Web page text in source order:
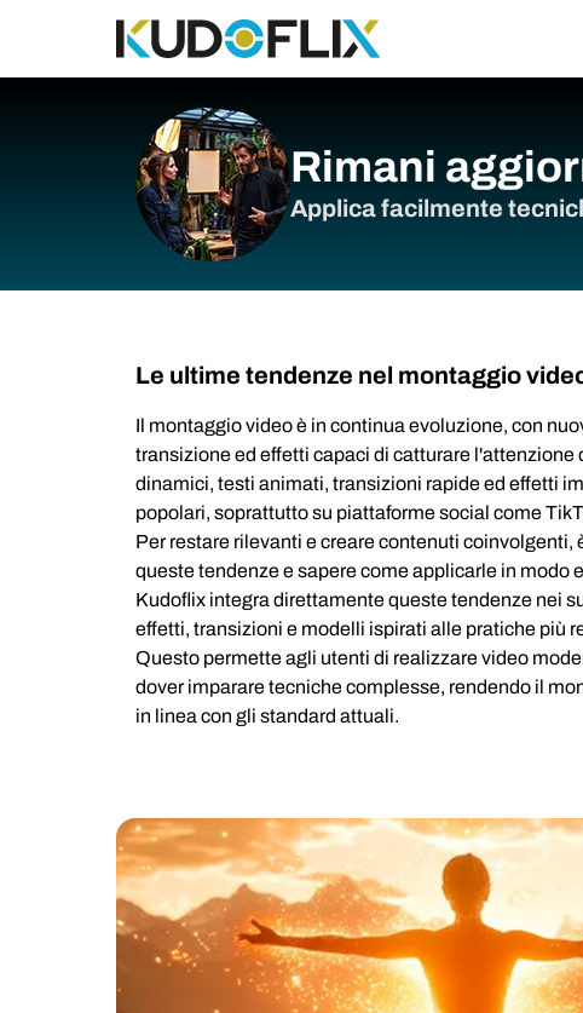
Rimani
Applica facilmente
Le ultime tendenze nel montaggio
Il montaggio video è in continua evoluzione, con
transizione ed effetti capaci di catturare l'attenzione
dinamici, testi animati, transizioni rapide ed effetti
popolari, soprattutto su piattaforme social come
Per restare rilevanti e creare contenuti coinvolgenti,
queste tendenze e sapere come applicarle in modo
Kudoflix integra direttamente queste tendenze nei
effetti, transizioni e modelli ispirati alle pratiche più
Questo permette agli utenti di realizzare video
dover imparare tecniche complesse, rendendo il
in linea con gli standard attuali.